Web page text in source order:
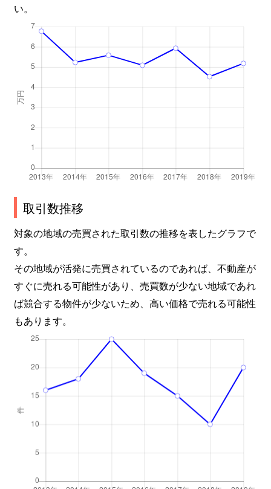
い。
取引数推移
対象の地域の売買された取引数の推移を表したグラフで
す。
その地域が活発に売買されているのであれば、不動産が
すぐに売れる可能性があり、売買数が少ない地域であれ
ば競合する物件が少ないため、高い価格で売れる可能性
もあります。